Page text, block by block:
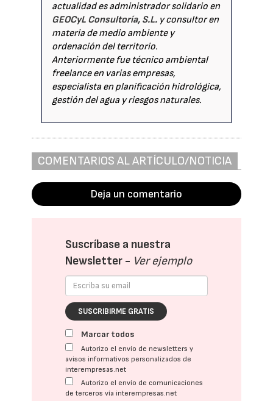
actualidad es administrador solidario en
GEOCyL Consultoría, S.L.y consultor en
materia de medio ambiente y
ordenación del territorio.
Anteriormente fue técnico ambiental
freelance en varias empresas,
especialista en planificación hidrológica,
gestión del agua y riesgos naturales.
COMENTARIOS AL ARTÍCULO/NOTICIA
Deja un comentario
Suscríbase a nuestra
Newsletter - Ver ejemplo
SUSCRIBIRME GRATIS
Marcar todos
Autorizo el envío de newsletters y
avisos informativos personalizados de
interempresas.net
Autorizo el envío de comunicaciones
de terceros vía interempresas.net